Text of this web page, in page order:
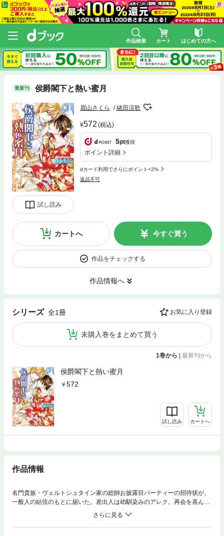
作品検索 カート はじめての方へ
最新刊 侯爵閣下と熱い蜜月
試し読み
眉山さくら 緒田涼歌
572 (税込)
5pt獲得
ポイント詳細
dカード利用でさらにポイント+2%
返品不可
カートへ 今すぐ買う
作品をチェックする
作品情報へ
シリーズ 全1冊 お気に入り登録
未購入巻をまとめて買う
1巻から | 最新刊から
侯爵閣下と熱い蜜月
572
試し読み カートへ
作品情報
名門貴族・ヴェルトシュタイン家の総帥お披露目パーティーの招待状が、
一般人の結弦のもとに届いた。差出人は幼馴染みのアレク。再会を喜んで
パーティーに訪れると、突然「婚約者」として紹介されてしまい…？